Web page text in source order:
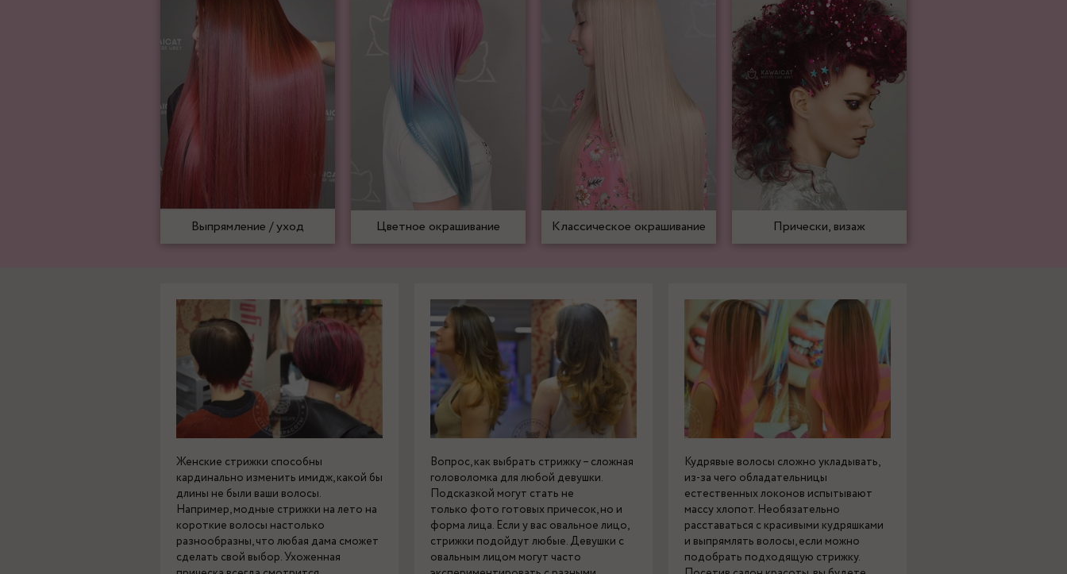
Выпрямление / уход Цветное окрашивание Классическое окрашивание Прически, визаж
Женские стрижки способны
кардинально изменить имидж, какой бы
длины не были ваши волосы.
Например, модные стрижки на лето на
короткие волосы настолько
разнообразны, что любая дама сможет
сделать свой выбор. Ухоженная
Вопрос, как выбрать стрижку – сложная
головоломка для любой девушки.
Подсказкой могут стать не
только фото готовых причесок, но и
форма лица. Если у вас овальное лицо,
стрижки подойдут любые. Девушки с
овальным лицом могут часто
Кудрявые волосы сложно укладывать,
из-за чего обладательницы
естественных локонов испытывают
массу хлопот. Необязательно
расставаться с красивыми кудряшками
и выпрямлять волосы, если можно
подобрать подходящую стрижку.